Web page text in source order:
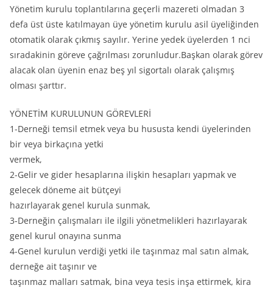
Yönetim kurulu toplantılarına geçerli mazereti olmadan 3
defa üst üste katılmayan üye yönetim kurulu asil üyeliğinden
otomatik olarak çıkmış sayılır. Yerine yedek üyelerden 1 nci
sıradakinin göreve çağrılması zorunludur.Başkan olarak görev
alacak olan üyenin enaz beş yıl sigortalı olarak çalışmış
olması şarttır.
YÖNETİM KURULUNUN GÖREVLERİ
1-Derneği temsil etmek veya bu hususta kendi üyelerinden
bir veya birkaçına yetki
vermek,
2-Gelir ve gider hesaplarına ilişkin hesapları yapmak ve
gelecek döneme ait bütçeyi
hazırlayarak genel kurula sunmak,
3-Derneğin çalışmaları ile ilgili yönetmelikleri hazırlayarak
genel kurul onayına sunma
4-Genel kurulun verdiği yetki ile taşınmaz mal satın almak,
derneğe ait taşınır ve
taşınmaz malları satmak, bina veya tesis inşa ettirmek, kira